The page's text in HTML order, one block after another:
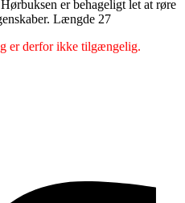
er behageligt let at røre
Længde 27
er derfor ikke tilgængelig.